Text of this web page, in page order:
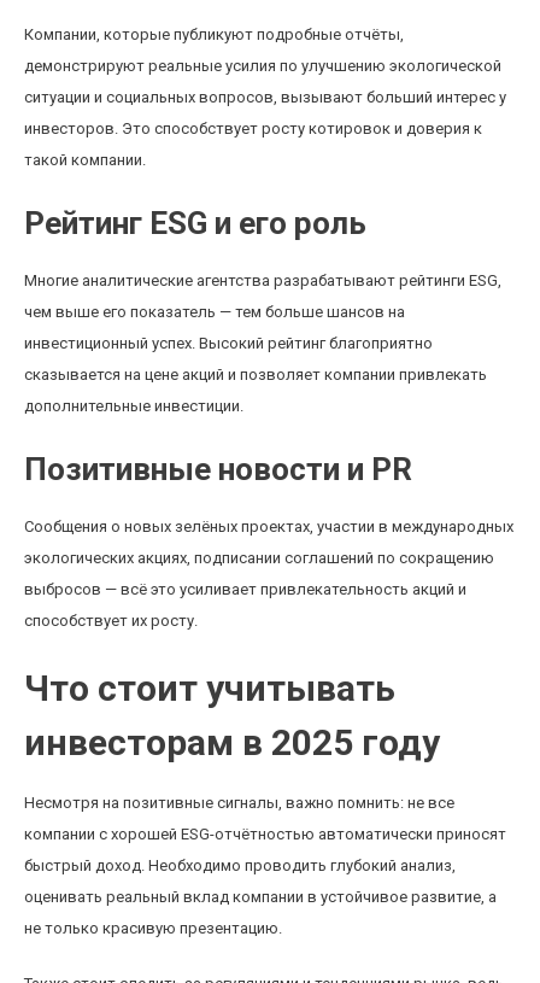
Компании, которые публикуют подробные отчёты,
демонстрируют реальные усилия по улучшению экологической
ситуации и социальных вопросов, вызывают больший интерес у
инвесторов. Это способствует росту котировок и доверия к
такой компании.
Рейтинг ESG и его роль
Многие аналитические агентства разрабатывают рейтинги ESG,
чем выше его показатель — тем больше шансов на
инвестиционный успех. Высокий рейтинг благоприятно
сказывается на цене акций и позволяет компании привлекать
дополнительные инвестиции.
Позитивные новости и PR
Сообщения о новых зелёных проектах, участии в международных
экологических акциях, подписании соглашений по сокращению
выбросов — всё это усиливает привлекательность акций и
способствует их росту.
Что стоит учитывать
инвесторам в 2025 году
Несмотря на позитивные сигналы, важно помнить: не все
компании с хорошей ESG-отчётностью автоматически приносят
быстрый доход. Необходимо проводить глубокий анализ,
оценивать реальный вклад компании в устойчивое развитие, а
не только красивую презентацию.